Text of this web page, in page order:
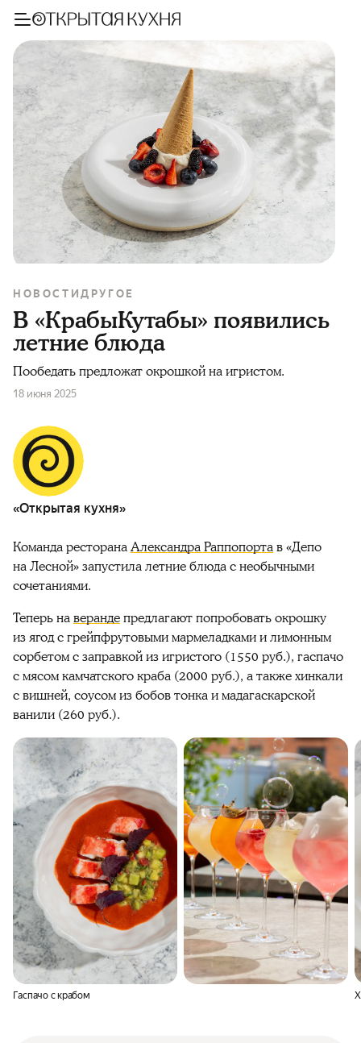
НОВОСТИДРУГОЕ
В «КрабыКутабы» появились
летние блюда
Пообедать предложат окрошкой на игристом.
18 июня 2025
«Открытая кухня»
Команда ресторанаАлександра Раппопортав «Депо
на Лесной» запустила летние блюда с необычными
сочетаниями.
Теперь наверандепредлагают попробовать окрошку
из ягод с грейпфрутовыми мармеладками и лимонным
сорбетом с заправкой из игристого (1550 руб.), гаспачо
с мясом камчатского краба (2000 руб.), а также хинкали
с вишней, соусом из бобов тонка и мадагаскарской
ванили (260 руб.).
Гаспачо с крабом